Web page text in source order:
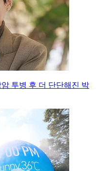
투병 후 더 단단해진 박